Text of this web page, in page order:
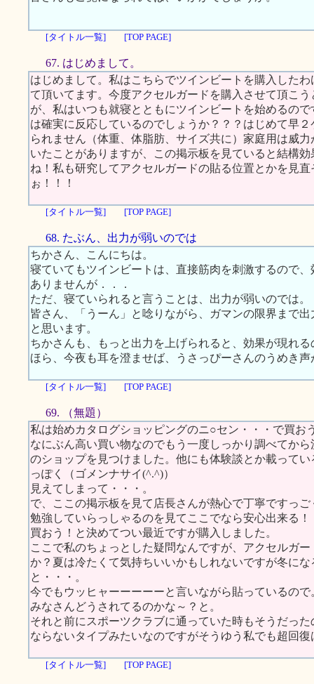
[タイトル一覧] [TOP PAGE]
67. はじめまして。
はじめまして。私はこちらでツインビートを購入した
て頂いてます。今度アクセルガードを購入させて頂こ
が、私はいつも就寝とともにツインビートを始めるの
は確実に反応しているのでしょうか？？？はじめて早
られません（体重、体脂肪、サイズ共に）家庭用は威
いたことがありますが、この掲示板を見ていると結構
ね！私も研究してアクセルガードの貼る位置とかを見
ぉ！！！
[タイトル一覧] [TOP PAGE]
68. たぶん、出力が弱いのでは
ちかさん、こんにちは。
寝ていてもツインビートは、直接筋肉を刺激するので
ありませんが．．．
ただ、寝ていられると言うことは、出力が弱いのでは。
皆さん、「うーん」と唸りながら、ガマンの限界まで
と思います。
ちかさんも、もっと出力を上げられると、効果が現れ
ほら、今夜も耳を澄ませば、うさっぴーさんのうめき声
[タイトル一覧] [TOP PAGE]
69. （無題）
私は始めカタログショッピングのニ○セン・・・で買お
なにぶん高い買い物なのでもう一度しっかり調べてか
のショップを見つけました。他にも体験談とか載って
っぽく（ゴメンナサイ(^.^)）
見えてしまって・・・。
で、ここの掲示板を見て店長さんが熱心で丁寧ですっご
勉強していらっしゃるのを見てここでなら安心出来る！
買おう！と決めてつい最近ですが購入しました。
ここで私のちょっとした疑問なんですが、アクセルガ
か？夏は冷たくて気持ちいいかもしれないですが冬に
と・・・。
今でもウッヒャーーーーーと言いながら貼っているので
みなさんどうされてるのかな～？と。
それと前にスポーツクラブに通っていた時もそうだっ
ならないタイプみたいなのですがそうゆう私でも超回
[タイトル一覧] [TOP PAGE]